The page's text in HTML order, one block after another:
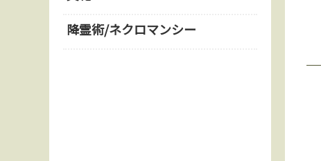
降霊術/ネクロマンシー